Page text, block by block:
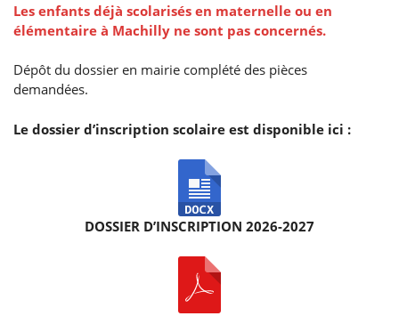
Les enfants déjà scolarisés en maternelle ou en
élémentaire à Machilly ne sont pas concernés.
Dépôt du dossier en mairie complété des pièces
demandées.
Le dossier d’inscription scolaire est disponible ici :
DOSSIER D’INSCRIPTION 2026-2027